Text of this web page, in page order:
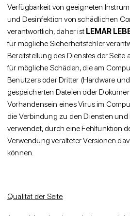
Verfügbarkeit von geeigneten
und Desinfektion von schädlichen
verantwortlich, daher ist LEMAR
für mögliche Sicherheitsfehler
Bereitstellung des Dienstes der Seite
für mögliche Schäden, die am
Benutzers oder Dritter (Hardware
gespeicherten Dateien oder
Vorhandensein eines Virus im
die Verbindung zu den Diensten und
verwendet, durch eine Fehlfunktion
Verwendung veralteter Versionen
können.
Qualität der Seite